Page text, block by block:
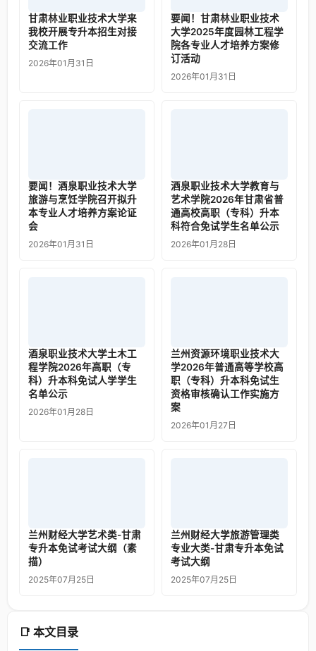
📑 本文目录
甘肃林业职业技术大学来
我校开展专升本招生对接
交流工作
2026年01月31日
要闻！甘肃林业职业技术
大学2025年度园林工程学
院各专业人才培养方案修
订活动
2026年01月31日
要闻！酒泉职业技术大学
旅游与烹饪学院召开拟升
本专业人才培养方案论证
会
2026年01月31日
酒泉职业技术大学教育与
艺术学院2026年甘肃省普
通高校高职（专科）升本
科符合免试学生名单公示
2026年01月28日
酒泉职业技术大学土木工
程学院2026年高职（专
科）升本科免试人学学生
名单公示
2026年01月28日
兰州资源环境职业技术大
学2026年普通高等学校高
职（专科）升本科免试生
资格审核确认工作实施方
案
2026年01月27日
兰州财经大学艺术类-甘肃
专升本免试考试大纲（素
描）
2025年07月25日
兰州财经大学旅游管理类
专业大类-甘肃专升本免试
考试大纲
2025年07月25日